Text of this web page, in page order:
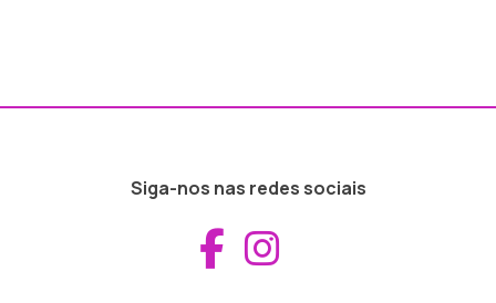
Siga-nos nas redes sociais
Aceder ao